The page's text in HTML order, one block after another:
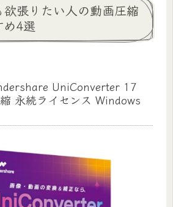
張りたい人の動画圧縮
め4選
UniConverter 17
永続ライセンス Windows